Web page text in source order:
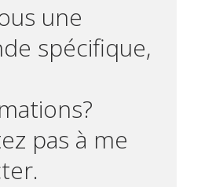
une
spécifique,
pas à me